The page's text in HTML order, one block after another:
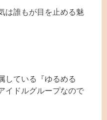
は誰もが目を止める魅
している『ゆるめる
イドルグループなので